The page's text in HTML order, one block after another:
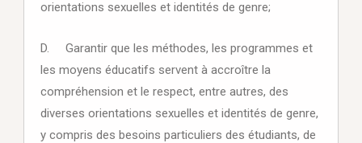
orientations sexuelles et identités de genre;
D. Garantir que les méthodes, les programmes et
les moyens éducatifs servent à accroître la
compréhension et le respect, entre autres, des
diverses orientations sexuelles et identités de genre,
y compris des besoins particuliers des étudiants, de